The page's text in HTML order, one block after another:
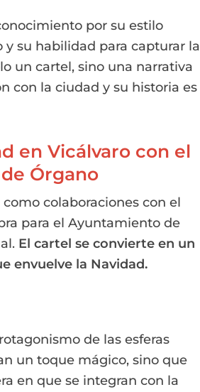
por su estilo
y su habilidad para capturar la
un cartel, sino una narrativa
con la ciudad y su historia es
en Vicálvaro con el
Órgano
colaboraciones con el
para el Ayuntamiento de
El cartel se convierte en un
envuelve la Navidad.
de las esferas
un toque mágico, sino que
en que se integran con la